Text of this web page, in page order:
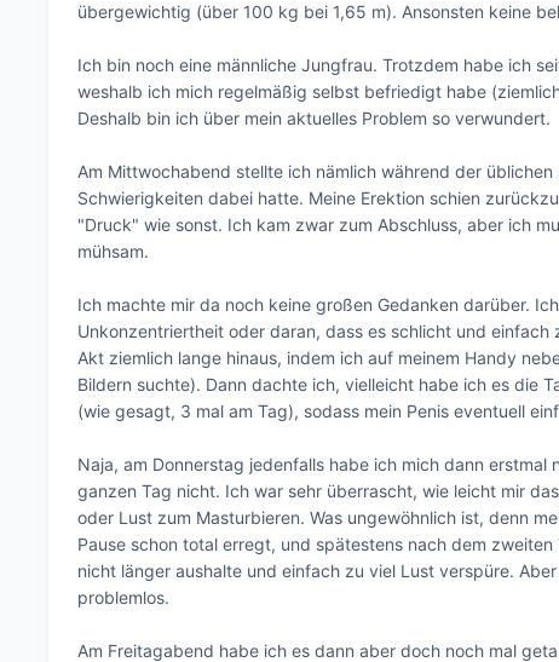
übergewichtig (über 100 kg bei 1,65 m). Ansonsten keine
Ich bin noch eine männliche Jungfrau. Trotzdem habe ich
weshalb ich mich regelmäßig selbst befriedigt habe
Deshalb bin ich über mein aktuelles Problem so verwundert.
Am Mittwochabend stellte ich nämlich während der
Schwierigkeiten dabei hatte. Meine Erektion schien
"Druck" wie sonst. Ich kam zwar zum Abschluss, aber ich
mühsam.
Ich machte mir da noch keine großen Gedanken darüber.
Unkonzentriertheit oder daran, dass es schlicht und
Akt ziemlich lange hinaus, indem ich auf meinem Handy
Bildern suchte). Dann dachte ich, vielleicht habe ich es die
(wie gesagt, 3 mal am Tag), sodass mein Penis eventuell
Naja, am Donnerstag jedenfalls habe ich mich dann
ganzen Tag nicht. Ich war sehr überrascht, wie leicht mir
oder Lust zum Masturbieren. Was ungewöhnlich ist, denn
Pause schon total erregt, und spätestens nach dem
nicht länger aushalte und einfach zu viel Lust verspüre.
problemlos.
Am Freitagabend habe ich es dann aber doch noch mal